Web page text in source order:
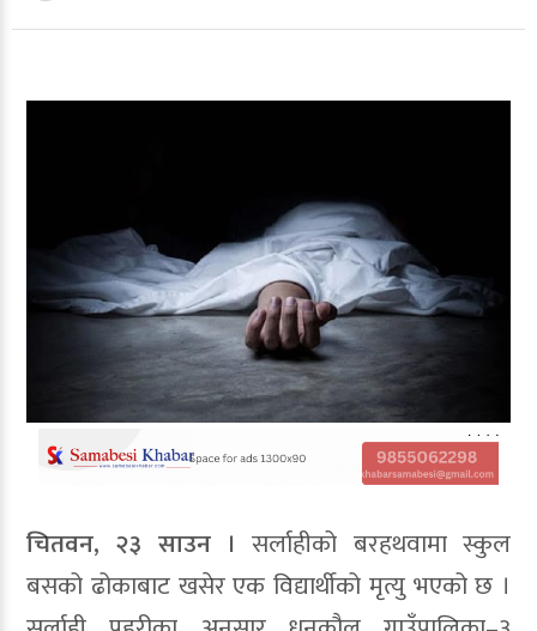
चितवन, २३ साउन । सर्लाहीको बरहथवामा स्कुल
बसको ढोकाबाट खसेर एक विद्यार्थीको मृत्यु भएको छ ।